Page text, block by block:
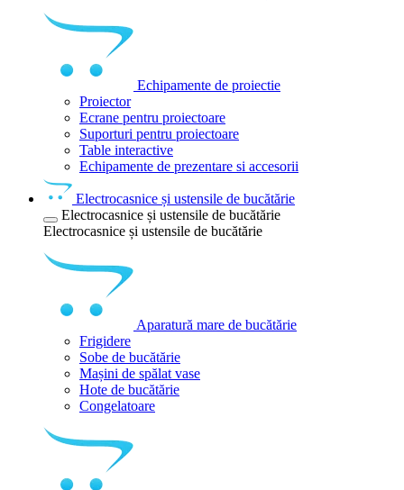
Echipamente de proiectie
Proiector
Ecrane pentru proiectoare
Suporturi pentru proiectoare
Table interactive
Echipamente de prezentare si accesorii
Electrocasnice și ustensile de bucătărie
Electrocasnice și ustensile de bucătărie
Electrocasnice și ustensile de bucătărie
Aparatură mare de bucătărie
Frigidere
Sobe de bucătărie
Mașini de spălat vase
Hote de bucătărie
Congelatoare